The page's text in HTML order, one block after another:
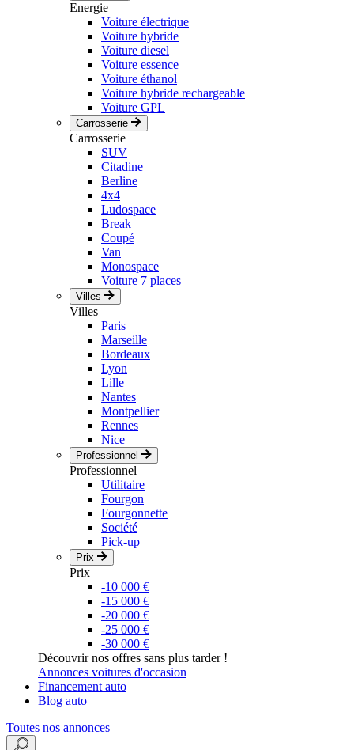
Energie
Voiture électrique
Voiture hybride
Voiture diesel
Voiture essence
Voiture éthanol
Voiture hybride rechargeable
Voiture GPL
Carrosserie
Carrosserie
SUV
Citadine
Berline
4x4
Ludospace
Break
Coupé
Van
Monospace
Voiture 7 places
Villes
Villes
Paris
Marseille
Bordeaux
Lyon
Lille
Nantes
Montpellier
Rennes
Nice
Professionnel
Professionnel
Utilitaire
Fourgon
Fourgonnette
Société
Pick-up
Prix
Prix
-10 000 €
-15 000 €
-20 000 €
-25 000 €
-30 000 €
Découvrir nos offres sans plus tarder !
Annonces voitures d'occasion
Financement auto
Blog auto
Toutes nos annonces